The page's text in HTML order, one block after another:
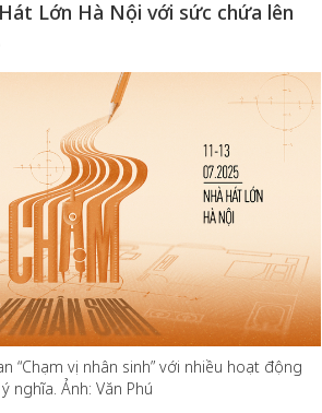
Lớn Hà Nội với sức chứa lên
“Chạm vị nhân sinh” với nhiều hoạt động
ý nghĩa. Ảnh: Văn Phú